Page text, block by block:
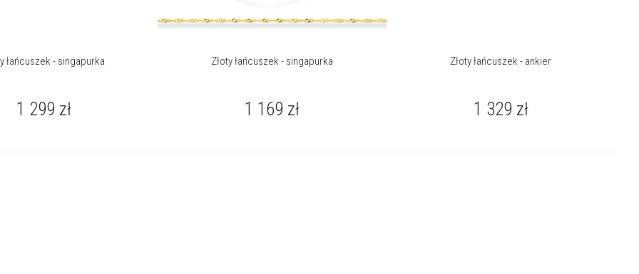
łańcuszek - singapurka
1 299 zł
Złoty łańcuszek - singapurka
1 169 zł
Złoty łańcuszek - ankier
1 329 zł